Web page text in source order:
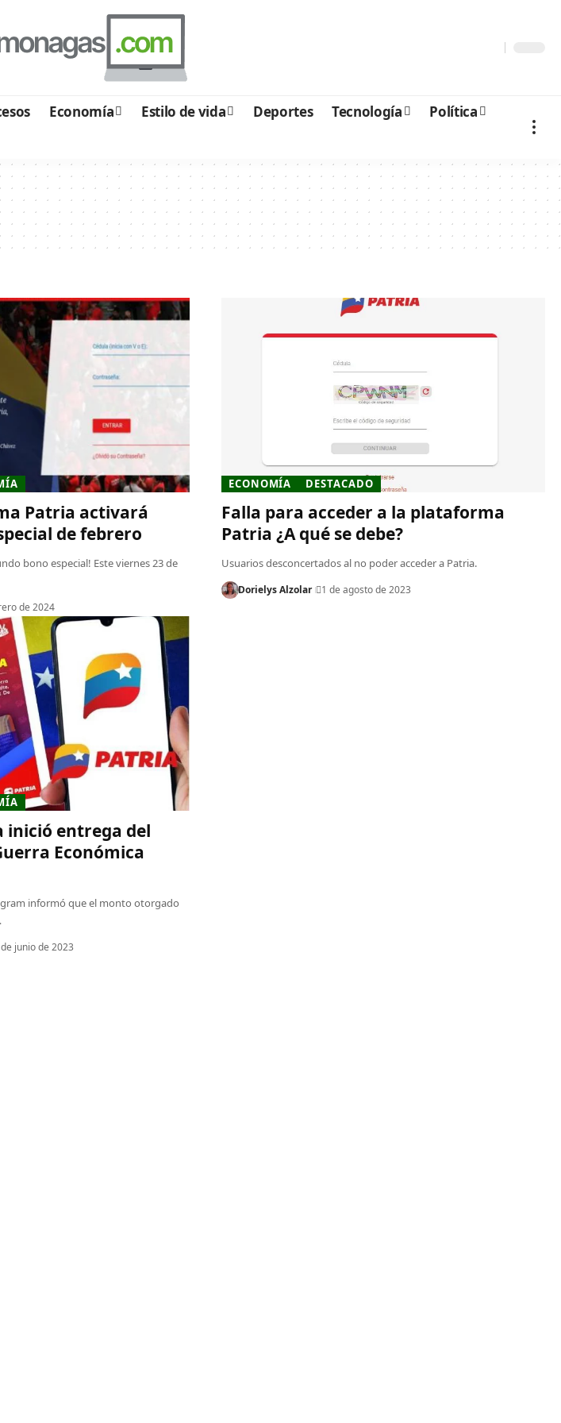
Economía Estilo de vida Deportes Tecnología
Política
Patria activará
de febrero
bono especial! Este viernes 23 de
de 2024
ECONOMÍA DESTACADO
Falla para acceder a la plataforma
Patria ¿A qué se debe?
Usuarios desconcertados al no poder acceder a Patria.
Dorielys Alzolar 1 de agosto de 2023
inició entrega del
Económica
informó que el monto otorgado
junio de 2023